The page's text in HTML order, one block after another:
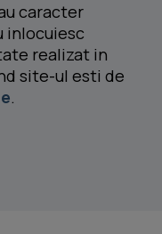
caracter
inlocuiesc
realizat in
site-ul esti de
.